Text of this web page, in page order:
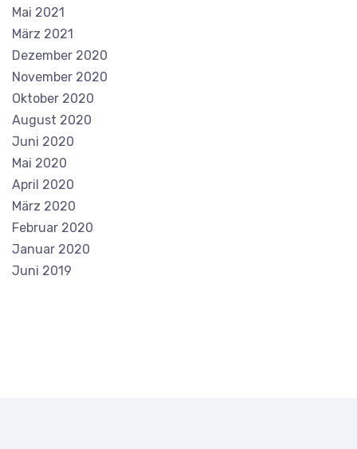
Mai 2021
März 2021
Dezember 2020
November 2020
Oktober 2020
August 2020
Juni 2020
Mai 2020
April 2020
März 2020
Februar 2020
Januar 2020
Juni 2019